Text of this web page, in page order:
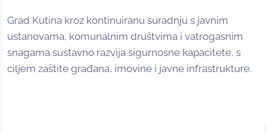
Grad Kutina kroz kontinuiranu suradnju s javnim
ustanovama, komunalnim društvima i vatrogasnim
snagama sustavno razvija sigurnosne kapacitete, s
ciljem zaštite građana, imovine i javne infrastrukture.